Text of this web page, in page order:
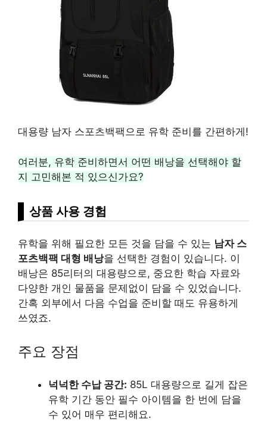
대용량 남자 스포츠백팩으로 유학 준비를 간편하게!
여러분, 유학 준비하면서 어떤 배낭을 선택해야 할
지 고민해본 적 있으신가요?
상품 사용 경험
유학을 위해 필요한 모든 것을 담을 수 있는 남자 스
포츠백팩 대형 배낭을 선택한 경험이 있습니다. 이
배낭은 85리터의 대용량으로, 중요한 학습 자료와
다양한 개인 물품을 문제없이 담을 수 있었습니다.
간혹 외부에서 다음 수업을 준비할 때도 유용하게
쓰였죠.
주요 장점
넉넉한 수납 공간: 85L 대용량으로 길게 잡은
유학 기간 동안 필수 아이템을 한 번에 담을
수 있어 매우 편리해요.